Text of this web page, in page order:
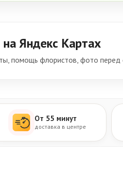
Яндекс Картах
помощь флористов, фото перед
От 55 минут
доставка в центре